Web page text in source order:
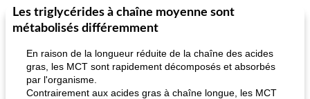
30min
Marques de confiance: recettes et
Viande et volaille
Les triglycérides à chaîne moyenne sont
métabolisés différemment
En raison de la longueur réduite de la chaîne des acides
gras, les MCT sont rapidement décomposés et absorbés
par l'organisme.
Contrairement aux acides gras à chaîne longue, les MCT